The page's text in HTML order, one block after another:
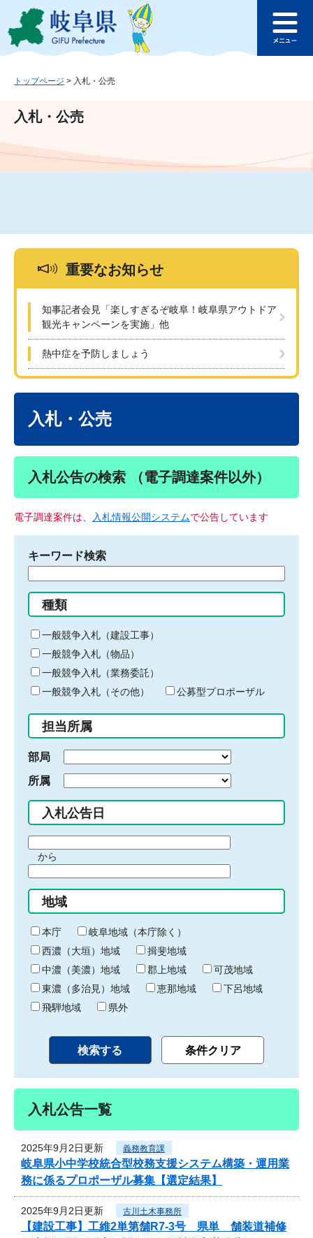
ジ
ュ
文
このページの本文へ
ュ
トップページ > 入札・公売
入札・公売
重要なお知らせ
知事記者会見「楽しすぎるぞ岐阜！岐阜県アウトドア
観光キャンペーンを実施」他
熱中症を予防しましょう
入札・公売
入札公告の検索 （電子調達案件以外）
電子調達案件は、 入札情報公開システムで公告しています
キーワード検索
る
キ
ー
ワ
ー
ド
入
力
種類
一般競争入札（建設工事）
一般競争入札（物品）
一般競争入札（業務委託）
一般競争入札（その他）
公募型プロポーザル
担当所属
部局
所属
入札公告日
間
始
り
から
間
終
わ
り
地域
本庁
岐阜地域（本庁除く）
西濃（大垣）地域
揖斐地域
中濃（美濃）地域
郡上地域
可茂地域
東濃（多治見）地域
恵那地域
下呂地域
飛騨地域
県外
入札公告一覧
2025年9月2日更新 義務教育課
岐阜県小中学校統合型校務支援システム構築・運用業
務に係るプロポーザル募集【選定結果】
2025年9月2日更新 古川土木事務所
【建設工事】工維2単第舗R7-3号 県単 舗装道補修